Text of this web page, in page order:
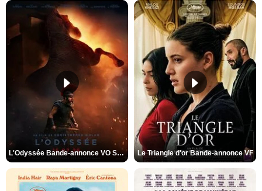
L'Odyssée Bande-annonce VO STFR Le Triangle d'or Bande-annonce VF